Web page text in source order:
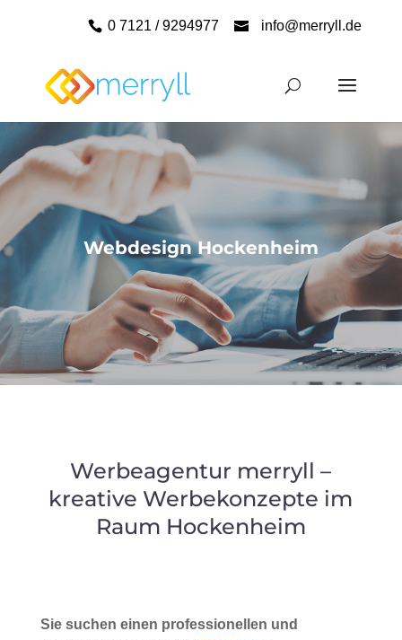
0 7121 / 9294977 info@merryll.de
Webdesign Hockenheim
Werbeagentur merryll –
kreative Werbekonzepte im
Raum Hockenheim
Sie suchen einen professionellen und